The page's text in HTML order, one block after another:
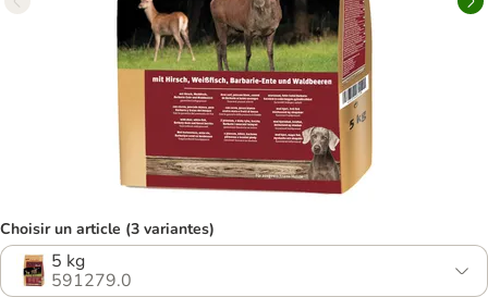
Choisir un article (3 variantes)
5 kg
591279.0